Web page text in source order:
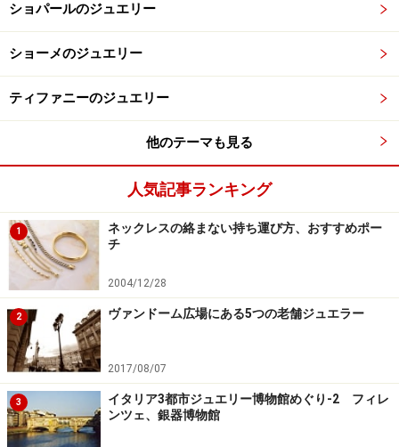
ショパールのジュエリー
ショーメのジュエリー
ティファニーのジュエリー
他のテーマも見る
人気記事ランキング
1
ネックレスの絡まない持ち運び方、おすすめポー
チ
2004/12/28
2 ヴァンドーム広場にある5つの老舗ジュエラー
2017/08/07
3
イタリア3都市ジュエリー博物館めぐり-2 フィレ
ンツェ、銀器博物館